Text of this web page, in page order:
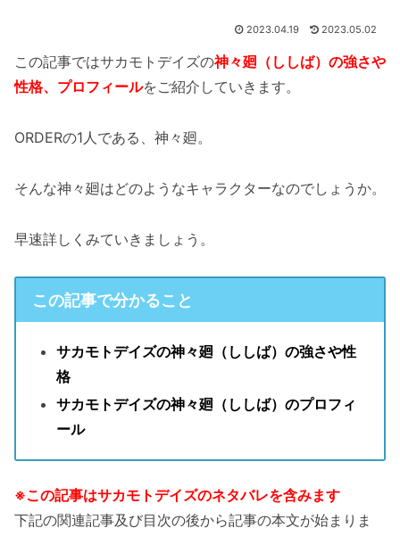
2023.04.19 2023.05.02
この記事ではサカモトデイズの神々廻（ししば）の強さや
性格、プロフィールをご紹介していきます。
ORDERの1人である、神々廻。
そんな神々廻はどのようなキャラクターなのでしょうか。
早速詳しくみていきましょう。
この記事で分かること
サカモトデイズの神々廻（ししば）の強さや性
格
サカモトデイズの神々廻（ししば）のプロフィ
ール
※この記事はサカモトデイズのネタバレを含みます
下記の関連記事及び目次の後から記事の本文が始まりま